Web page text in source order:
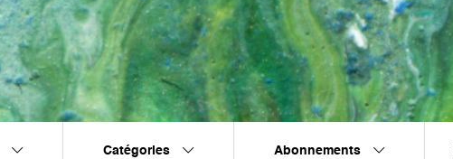
Catégories Abonnements